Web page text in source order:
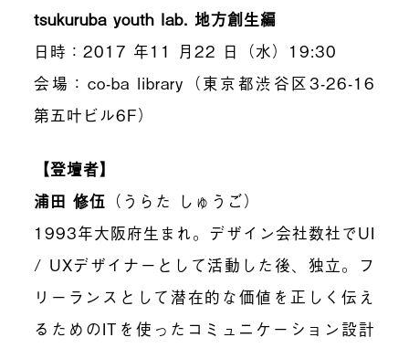
tsukuruba youth lab.地方創生編
日時：2017 年11 月22 日（水） 19:30
会場： co-ba library （東京都渋谷区3-26-16
第五叶ビル6F）
【登壇者】
浦田 修伍 （うらた しゅうご）
1993年大阪府生まれ。デザイン会社数社でUI
/ UXデザイナーとして活動した後、独立。フ
リーランスとして潜在的な価値を正しく伝え
るためのIT を使ったコミュニケーション設計